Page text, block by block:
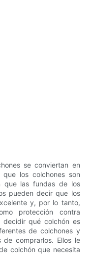
se conviertan en
que los colchones son
que las fundas de los
pueden decir que los
y, por lo tanto,
protección contra
decidir qué colchón es
de colchones y
comprarlos. Ellos le
colchón que necesita